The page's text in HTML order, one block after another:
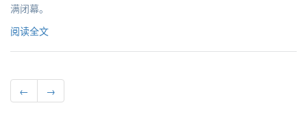
满闭幕。
阅读全文
← →